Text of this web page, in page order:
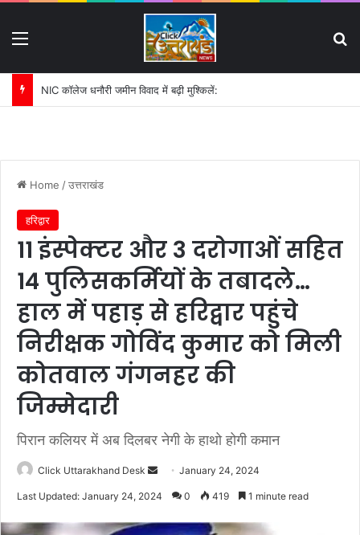
पहली बारिश में ढही बिजलीघर की चारदीवारी:
Home /उत्तराखंड
हरिद्वार
11 इंस्पेक्टर और 3 दरोगाओं सहित
14 पुलिसकर्मियों के तबादले…
हाल में पहाड़ से हरिद्वार पहुंचे
निरीक्षक गोविंद कुमार को मिली
कोतवाल गंगनहर की
जिम्मेदारी
पिरान कलियर में अब दिलबर नेगी के हाथो होगी कमान
Click Uttarakhand Desk
e
d
January 24, 2024
Last Updated: January 24, 2024 0 419 1 minute read